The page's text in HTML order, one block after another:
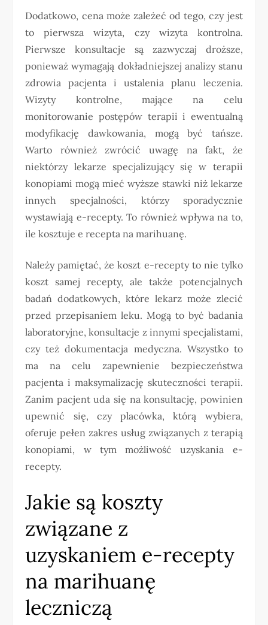
Dodatkowo, cena może zależeć od tego, czy jest
to pierwsza wizyta, czy wizyta kontrolna.
Pierwsze konsultacje są zazwyczaj droższe,
ponieważ wymagają dokładniejszej analizy stanu
zdrowia pacjenta i ustalenia planu leczenia.
Wizyty kontrolne, mające na celu
monitorowanie postępów terapii i ewentualną
modyfikację dawkowania, mogą być tańsze.
Warto również zwrócić uwagę na fakt, że
niektórzy lekarze specjalizujący się w terapii
konopiami mogą mieć wyższe stawki niż lekarze
innych specjalności, którzy sporadycznie
wystawiają e-recepty. To również wpływa na to,
ile kosztuje e recepta na marihuanę.
Należy pamiętać, że koszt e-recepty to nie tylko
koszt samej recepty, ale także potencjalnych
badań dodatkowych, które lekarz może zlecić
przed przepisaniem leku. Mogą to być badania
laboratoryjne, konsultacje z innymi specjalistami,
czy też dokumentacja medyczna. Wszystko to
ma na celu zapewnienie bezpieczeństwa
pacjenta i maksymalizację skuteczności terapii.
Zanim pacjent uda się na konsultację, powinien
upewnić się, czy placówka, którą wybiera,
oferuje pełen zakres usług związanych z terapią
konopiami, w tym możliwość uzyskania e-
recepty.
Jakie są koszty
związane z
uzyskaniem e-recepty
na marihuanę
leczniczą